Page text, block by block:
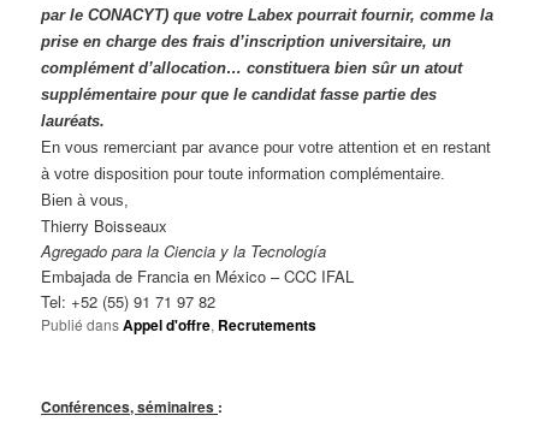
par le CONACYT) que votre Labex pourrait fournir, comme la
prise en charge des frais d’inscription universitaire, un
complément d’allocation… constituera bien sûr un atout
supplémentaire pour que le candidat fasse partie des
lauréats.
En vous remerciant par avance pour votre attention et en restant
à votre disposition pour toute information complémentaire.
Bien à vous,
Thierry Boisseaux
Agregado parala Ciencia yla Tecnología
Embajada de Francia en México – CCC IFAL
Tel: +52 (55) 91 71 97 82
Publié dansAppel d'offre, Recrutements
Conférences, séminaires :